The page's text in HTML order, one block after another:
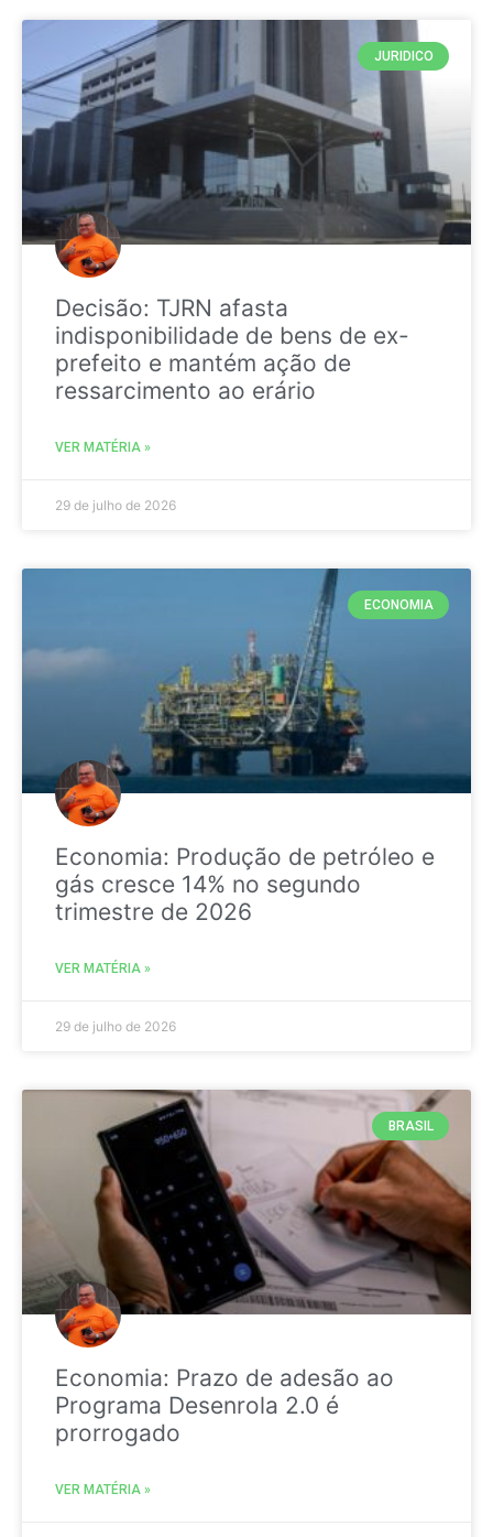
JURIDICO
Decisão: TJRN afasta
indisponibilidade de bens de ex-
prefeito e mantém ação de
ressarcimento ao erário
VER MATÉRIA »
29 de julho de 2026
ECONOMIA
Economia: Produção de petróleo e
gás cresce 14% no segundo
trimestre de 2026
VER MATÉRIA »
29 de julho de 2026
BRASIL
Economia: Prazo de adesão ao
Programa Desenrola 2.0 é
prorrogado
VER MATÉRIA »